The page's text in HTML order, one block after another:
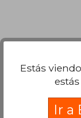
Estás viendo
Ir a